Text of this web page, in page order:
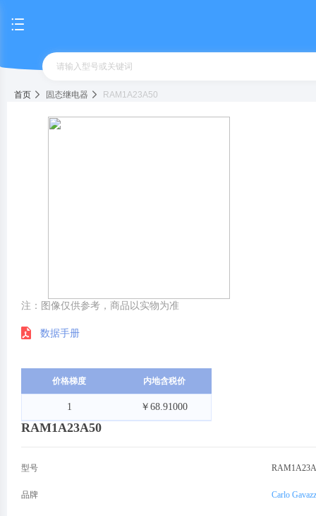
首页 固态继电器 RAM1A23A50
注：图像仅供参考，商品以实物为准
数据手册
价格梯度 内地含税价
1 ￥68.91000
RAM1A23A50
型号
品牌 Carlo